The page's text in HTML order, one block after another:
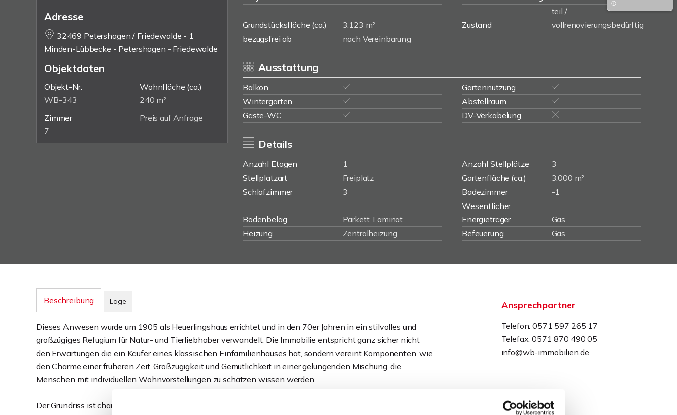
Adresse
32469 Petershagen / Friedewalde - 1
Minden-Lübbecke - Petershagen - Friedewalde
Objektdaten
Objekt-Nr.
WB-343
Wohnfläche (ca.)
240 m²
Zimmer
7
Preis auf Anfrage
Grundstücksfläche (ca.) 3.123 m² Zustand
teil /
vollrenovierungsbedürftig
bezugsfrei ab
nach Vereinbarung
Ausstattung
Balkon
Gartennutzung
Wintergarten
Abstellraum
Gäste-WC
DV-Verkabelung
Details
Anzahl Etagen 1 Anzahl Stellplätze
3
Stellplatzart
Freiplatz Gartenfläche (ca.)
3.000 m²
Schlafzimmer
3 Badezimmer -1
Bodenbelag Parkett, Laminat
Wesentlicher
Energieträger
Gas
Heizung
Zentralheizung Befeuerung Gas
Beschreibung Lage
Dieses Anwesen wurde um 1905 als Heuerlingshaus errichtet und in den 70er Jahren in ein stilvolles und
großzügiges Refugium für Natur- und Tierliebhaber verwandelt. Die Immobilie entspricht ganz sicher nicht
den Erwartungen die ein Käufer eines klassischen Einfamilienhauses hat, sondern vereint Komponenten, wie
den Charme einer früheren Zeit, Großzügigkeit und Gemütlichkeit in einer gelungenden Mischung, die
Menschen mit individuellen Wohnvorstellungen zu schätzen wissen werden.
Der Grundriss ist charakteristisch, teils großzügig, teils verwinkelt, teils mit hellen, lichtdurchfluteten Räumen
Ansprechpartner
Telefon: 0571 597 265 17
Telefax: 0571 870 490 05
info@wb-immobilien.de